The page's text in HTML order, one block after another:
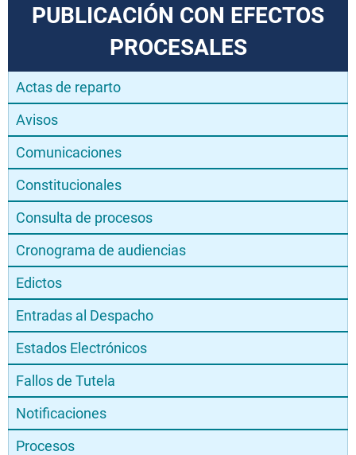
PUBLICACIÓN CON EFECTOS
PROCESALES
Actas de reparto
Avisos
Comunicaciones
Constitucionales
Consulta de procesos
Cronograma de audiencias
Edictos
Entradas al Despacho
Estados Electrónicos
Fallos de Tutela
Notificaciones
Procesos